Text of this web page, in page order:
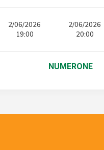
2/06/2026
19:00
2/06/2026
20:00
NUMERONE